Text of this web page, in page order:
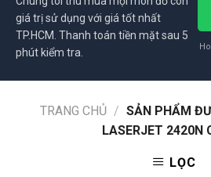
giá trị sử dụng với giá tốt nhất
TP.HCM. Thanh toán tiền mặt sau 5
phút kiểm tra.
TRANG CHỦ / SẢN PHẨM
LASERJET 2420N
LỌC